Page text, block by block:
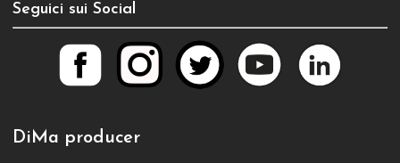
Seguici sui Social
DiMa producer